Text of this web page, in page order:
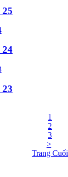
1
2
3
>
Trang Cuối